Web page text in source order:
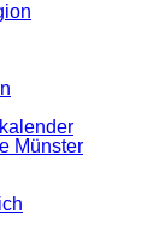
Münster